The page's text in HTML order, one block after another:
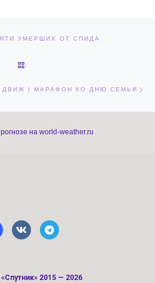
УМЕРШИХ ОТ СПИДА
ДВИЖ | МАРАФОН КО ДНЮ СЕМЬИ
на world-weather.ru
2015 — 2026